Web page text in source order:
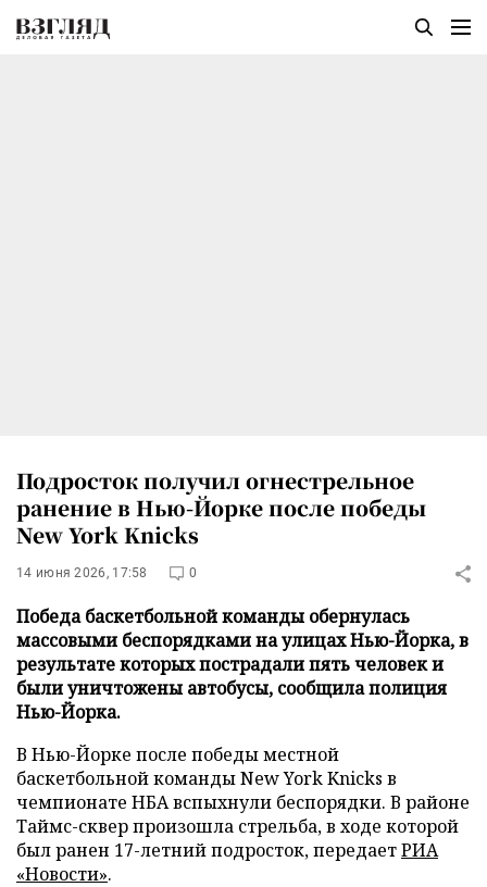
Подросток получил огнестрельное
ранение в Нью-Йорке после победы
New York Knicks
14 июня 2026, 17:58 0
Победа баскетбольной команды обернулась
массовыми беспорядками на улицах Нью-Йорка, в
результате которых пострадали пять человек и
были уничтожены автобусы, сообщила полиция
Нью-Йорка.
В Нью-Йорке после победы местной
баскетбольной команды New York Knicks в
чемпионате НБА вспыхнули беспорядки. В районе
Таймс-сквер произошла стрельба, в ходе которой
был ранен 17-летний подросток, передаетРИА
«Новости».